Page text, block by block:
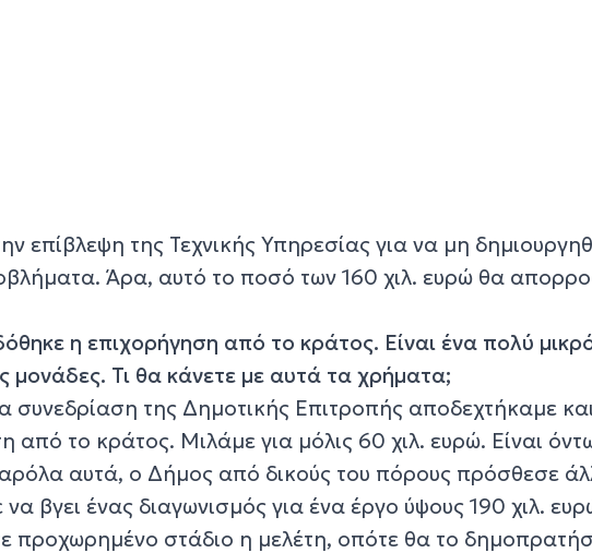
επίβλεψη της Τεχνικής Υπηρεσίας για να μη
Άρα, αυτό το ποσό των 160 χιλ. ευρώ θα
η επιχορήγηση από το κράτος. Είναι ένα πολύ
μονάδες. Τι θα κάνετε με αυτά τα χρήματα;
συνεδρίαση της Δημοτικής Επιτροπής αποδεχτήκαμε
από το κράτος. Μιλάμε για μόλις 60 χιλ. ευρώ. Είναι
αυτά, ο Δήμος από δικούς του πόρους πρόσθεσε
βγει ένας διαγωνισμός για ένα έργο ύψους 190 χιλ.
προχωρημένο στάδιο η μελέτη, οπότε θα το